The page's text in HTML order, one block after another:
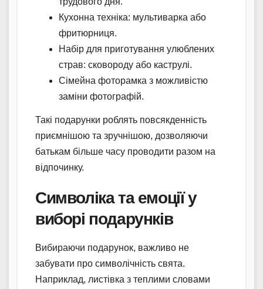
Кухонна техніка: мультиварка або
фритюрниця.
Набір для приготування улюблених
страв: сковороду або каструлі.
Сімейна фоторамка з можливістю
заміни фотографій.
Такі подарунки роблять повсякденність
приємнішою та зручнішою, дозволяючи
батькам більше часу проводити разом на
відпочинку.
Символіка та емоції у
виборі подарунків
Вибираючи подарунок, важливо не
забувати про символічність свята.
Наприклад, листівка з теплими словами